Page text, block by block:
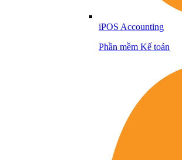
iPOS Accounting
Phần mềm Kế toán